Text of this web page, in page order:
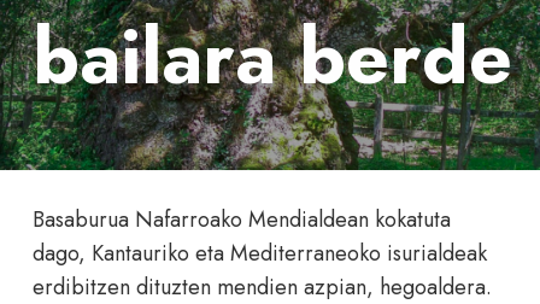
bailara berde
Basaburua Nafarroako Mendialdean kokatuta
dago, Kantauriko eta Mediterraneoko isurialdeak
erdibitzen dituzten mendien azpian, hegoaldera.